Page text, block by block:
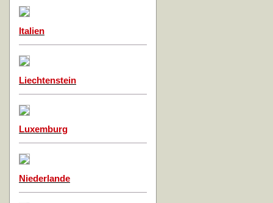
Italien
Liechtenstein
Luxemburg
Niederlande